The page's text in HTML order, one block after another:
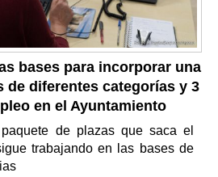
bases para incorporar una
de diferentes categorías y 3
en el Ayuntamiento
de plazas que saca el
trabajando en las bases de